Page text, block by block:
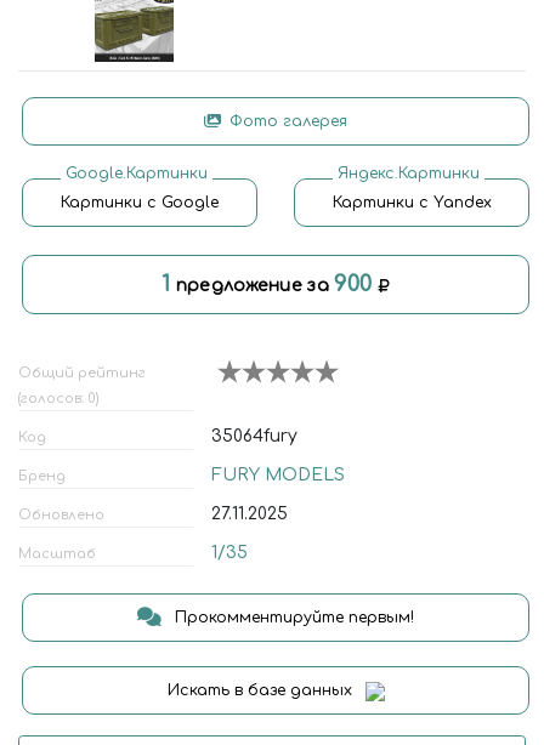
Фото галерея
Google.Картинки
Картинки с Google
Яндекс.Картинки
Картинки с Yandex
1 предложение за900
Общий рейтинг
(голосов: 0)
Код 35064fury
Бренд FURY MODELS
Обновлено 27.11.2025
Масштаб 1/35
Прокомментируйте первым!
Искать в базе данных